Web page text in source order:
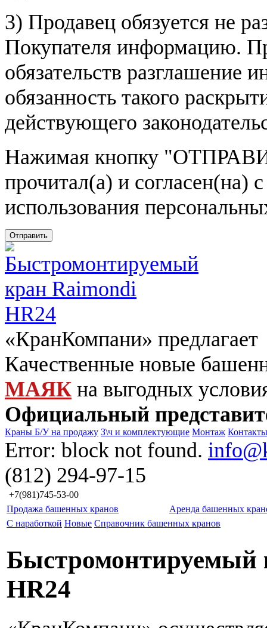
3) Продавец обязуется не
Покупателя информацию.
обязательств разглашение
обязанность такого
действующего
Нажимая кнопку
прочитал(а) и согласен(на)
использования
Отправить
«КранКомпани» предлагает
Качественные новые
МАЯК на выгодных
Официальный
Краны Б/У на продажу З\ч и комплектующие Монтаж Контакты
Error: block not found.
(812) 294-97-15
+7(981)745-53-00
Продажа башенных кранов
Аренда башенных
С наработкой Новые Справочник башенных кранов
Быстромонтируемый
HR24